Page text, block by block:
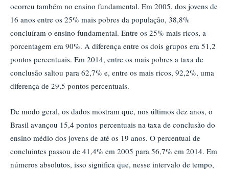
ocorreu também no ensino fundamental. Em 2005, dos jovens de
16 anos entre os 25% mais pobres da população, 38,8%
concluíram o ensino fundamental. Entre os 25% mais ricos, a
porcentagem era 90%. A diferença entre os dois grupos era 51,2
pontos percentuais. Em 2014, entre os mais pobres a taxa de
conclusão saltou para 62,7% e, entre os mais ricos, 92,2%, uma
diferença de 29,5 pontos percentuais.
De modo geral, os dados mostram que, nos últimos dez anos, o
Brasil avançou 15,4 pontos percentuais na taxa de conclusão do
ensino médio dos jovens de até os 19 anos. O percentual de
concluintes passou de 41,4% em 2005 para 56,7% em 2014. Em
números absolutos, isso significa que, nesse intervalo de tempo,